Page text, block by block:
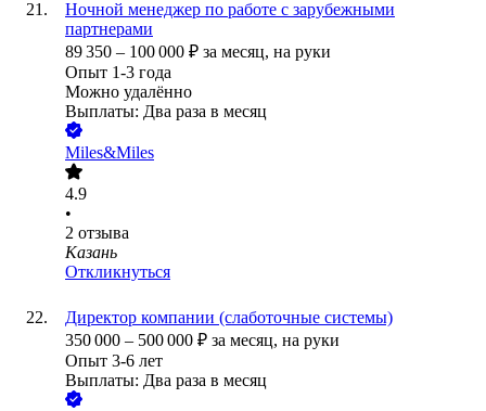
Ночной менеджер по работе с зарубежными
партнерами
89 350 – 100 000 ₽ за месяц, на руки
Опыт 1-3 года
Можно удалённо
Выплаты: Два раза в месяц
Miles&Miles
4.9
•
2 отзыва
Казань
Откликнуться
Директор компании (слаботочные системы)
350 000 – 500 000 ₽ за месяц, на руки
Опыт 3-6 лет
Выплаты: Два раза в месяц